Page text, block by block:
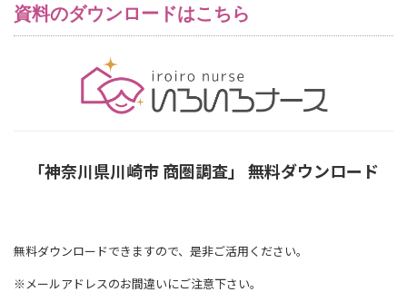
資料のダウンロードはこちら